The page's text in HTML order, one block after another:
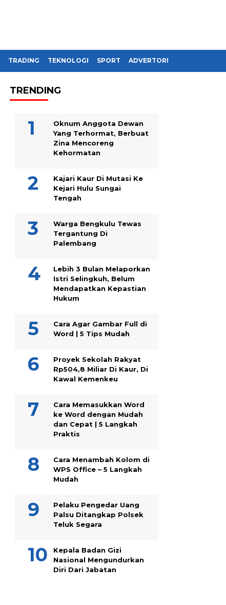
TRADING TEKNOLOGI SPORT ADVERTORIAL
TRENDING
Oknum Anggota Dewan
Yang Terhormat, Berbuat
Zina Mencoreng
Kehormatan
Kajari Kaur Di Mutasi Ke
Kejari Hulu Sungai
Tengah
Warga Bengkulu Tewas
Tergantung Di
Palembang
Lebih 3 Bulan Melaporkan
Istri Selingkuh, Belum
Mendapatkan Kepastian
Hukum
Cara Agar Gambar Full di
Word | 5 Tips Mudah
Proyek Sekolah Rakyat
Rp504,8 Miliar Di Kaur, Di
Kawal Kemenkeu
Cara Memasukkan Word
ke Word dengan Mudah
dan Cepat | 5 Langkah
Praktis
Cara Menambah Kolom di
WPS Office – 5 Langkah
Mudah
Pelaku Pengedar Uang
Palsu Ditangkap Polsek
Teluk Segara
Kepala Badan Gizi
Nasional Mengundurkan
Diri Dari Jabatan